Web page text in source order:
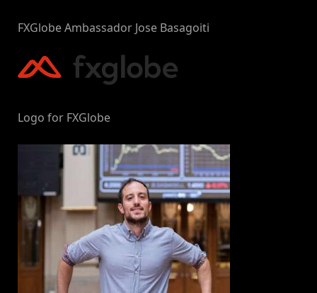
FXGlobe Ambassador Jose Basagoiti
Logo for FXGlobe